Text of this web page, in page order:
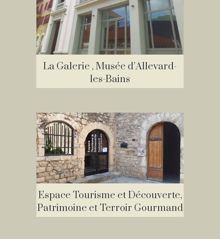
La Galerie , Musée d’Allevard-
les-Bains
Espace Tourisme et Découverte,
Patrimoine et Terroir Gourmand